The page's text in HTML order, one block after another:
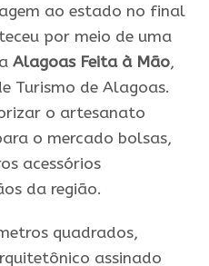
ao estado no final
por meio de uma
Alagoas Feita à Mão,
Turismo de Alagoas.
o artesanato
o mercado bolsas,
acessórios
da região.
quadrados,
assinado